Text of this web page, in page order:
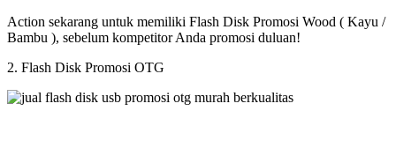
Action sekarang untuk memiliki Flash Disk Promosi Wood ( Kayu /
Bambu ), sebelum kompetitor Anda promosi duluan!
2. Flash Disk Promosi OTG